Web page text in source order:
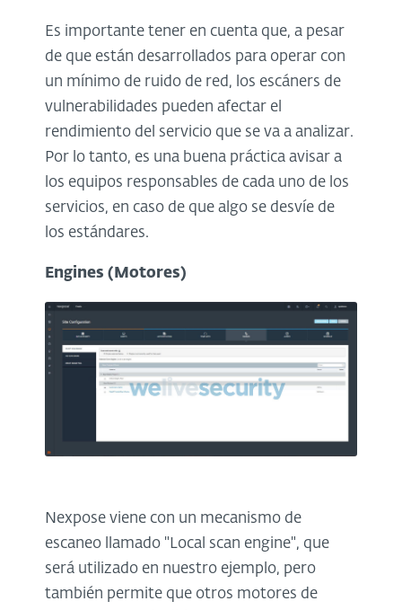
Es importante tener en cuenta que, a pesar
de que están desarrollados para operar con
un mínimo de ruido de red, los escáners de
vulnerabilidades pueden afectar el
rendimiento del servicio que se va a analizar.
Por lo tanto, es una buena práctica avisar a
los equipos responsables de cada uno de los
servicios, en caso de que algo se desvíe de
los estándares.
Engines (Motores)
Nexpose viene con un mecanismo de
escaneo llamado "Local scan engine", que
será utilizado en nuestro ejemplo, pero
también permite que otros motores de